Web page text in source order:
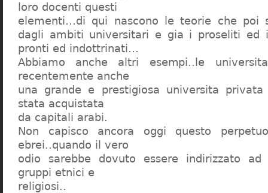
loro docenti questi
elementi…di qui nascono le teorie che poi
dagli ambiti universitari e gia i proseliti ed
pronti ed indottrinati…
Abbiamo anche altri esempi..le
recentemente anche
una grande e prestigiosa universita
stata acquistata
da capitali arabi.
Non capisco ancora oggi questo
ebrei..quando il vero
odio sarebbe dovuto essere indirizzato
gruppi etnici e
religiosi..